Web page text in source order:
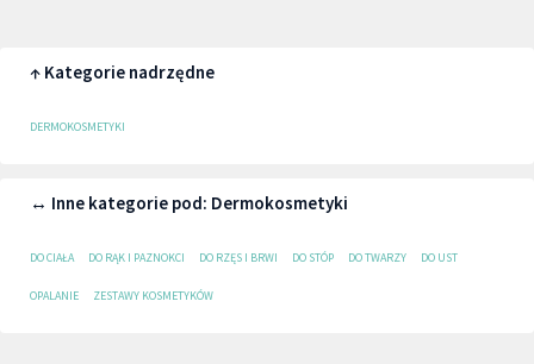
↑ Kategorie nadrzędne
DERMOKOSMETYKI
↔ Inne kategorie pod: Dermokosmetyki
DO CIAŁA DO RĄK I PAZNOKCI DO RZĘS I BRWI DO STÓP DO TWARZY DO UST
OPALANIE ZESTAWY KOSMETYKÓW